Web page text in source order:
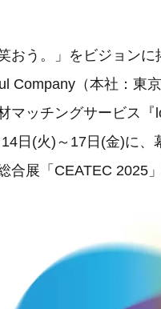
おう。」をビジョン
Company（本社：東
マッチングサービス『
日(火)～17日(金)に
合展「CEATEC 2025